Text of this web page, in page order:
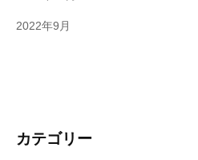
2022年9月
カテゴリー